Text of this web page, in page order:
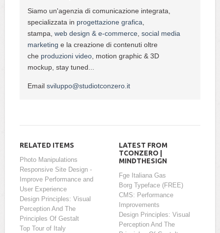
Siamo un'agenzia di comunicazione integrata,
specializzata in progettazione grafica
stampa, web design & e-commerce social media
marketing e la creazione di contenuti oltre
che produzioni video , motion graphic & 3D
mockup, stay tuned...
Email sviluppo@studiotconzero.it
RELATED ITEMS
Photo Manipulations
Responsive Site Design -
Improve Performance and
User Experience
Design Principles: Visual
Perception And The
Principles Of Gestalt
Top Tour of Italy
LATEST FROM
TCONZERO |
MINDTHESIGN
Fge Italiana Gas
Borg Typeface (FREE)
CMS: Performance
Improvements
Design Principles: Visual
Perception And The